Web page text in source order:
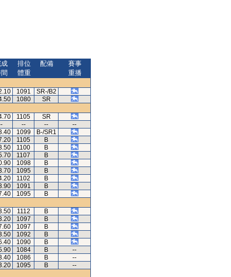
排位
體重
配備
賽事
重播
1091
SR-/B2
1080
SR
1105
SR
-- --
--
1099
B-/SR1
1105
B
1100
B
1107
B
1098
B
1095
B
1102
B
1091
B
1095
B
1112
B
1097
B
1097
B
1092
B
1090
B
1084 B
--
1086 B
--
1095 B
--